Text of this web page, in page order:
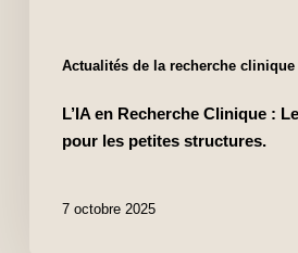
Actualités de la recherche clinique
L’IA en Recherche Clinique :
pour les petites structures.
7 octobre 2025